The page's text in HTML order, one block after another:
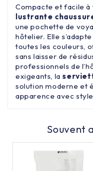
Compacte et facile
lustrante
une pochette de
hôtelier. Elle
toutes les couleurs,
sans laisser de
professionnels de
exigeants, la
solution moderne et
apparence avec
Souvent